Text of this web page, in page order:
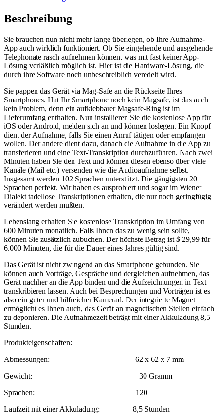
Textformat
Menge
Beschreibung
Sie brauchen nun nicht mehr lange überlegen, ob Ihre Aufnahme-
App auch wirklich funktioniert. Ob Sie eingehende und ausgehende
Telephonate rasch aufnehmen können, was mit fast keiner App-
Lösung verläßlich möglich ist. Hier ist die Hardware-Lösung, die
durch ihre Software noch unbeschreiblich veredelt wird.
Sie pappen das Gerät via Mag-Safe an die Rückseite Ihres
Smartphones. Hat Ihr Smartphone noch kein Magsafe, ist das auch
kein Problem, denn ein aufklebbarer Magsafe-Ring ist im
Lieferumfang enthalten. Nun installieren Sie die kostenlose App für
iOS oder Android, melden sich an und können loslegen. Ein Knopf
dient der Aufnahme, falls Sie einen Anruf tätigen oder empfangen
wollen. Der andere dient dazu, danach die Aufnahme in die App zu
transferieren und eine Text-Transkription durchzuführen. Nach zwei
Minuten haben Sie den Text und können diesen ebenso über viele
Kanäle (Mail etc.) versenden wie die Audioaufnahme selbst.
Insgesamt werden 102 Sprachen unterstützt. Die gängigsten 20
Sprachen perfekt. Wir haben es ausprobiert und sogar im Wiener
Dialekt tadellose Transkriptionen erhalten, die nur noch geringfügig
verändert werden mußten.
Lebenslang erhalten Sie kostenlose Transkription im Umfang von
600 Minuten monatlich. Falls Ihnen das zu wenig sein sollte,
können Sie zusätzlich zubuchen. Der höchste Betrag ist $ 29,99 für
6.000 Minuten, die für die Dauer eines Jahres gültig sind.
Das Gerät ist nicht zwingend an das Smartphone gebunden. Sie
können auch Vorträge, Gespräche und dergleichen aufnehmen, das
Gerät nachher an die App binden und die Aufzeichnungen in Text
transkribieren lassen. Auch bei Besprechungen und Vorträgen ist es
also ein guter und hilfreicher Kamerad. Der integrierte Magnet
ermöglicht es Ihnen auch, das Gerät an magnetischen Stellen einfach
zu deponieren. Die Aufnahmezeit beträgt mit einer Akkuladung 8,5
Stunden.
Produkteigenschaften:
Abmessungen: 62 x 62 x 7 mm
Gewicht: 30 Gramm
Sprachen: 120
Laufzeit mit einer Akkuladung: 8,5 Stunden